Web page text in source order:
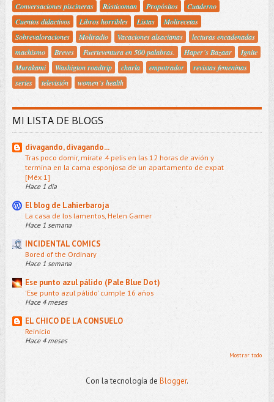
Conversaciones piscineras
Rústicoman Propósitos
Cuaderno
Cuentos didactivos
Libros horribles Listas
Molirecetas
Sobrevaloraciones
Moliradio Vacaciones alsacianas
lecturas encadenadas
machismo
Breves Fuerteventura en 500 palabras. Haper´s Bazaar
Ignite
Murakami
Washigton roadtrip charla empotrador
revistas femeninas
series
televisión women´s health
MI LISTA DE BLOGS
divagando, divagando...
Tras poco domir, mírate 4 pelis en las 12 horas de avión y
termina en la cama esponjosa de un apartamento de expat
[Méx 1]
Hace 1 día
El blog de Lahierbaroja
La casa de los lamentos, Helen Garner
Hace 1 semana
INCIDENTAL COMICS
Bored of the Ordinary
Hace 1 semana
Ese punto azul pálido (Pale Blue Dot)
'Ese punto azul pálido' cumple 16 años
Hace 4 meses
EL CHICO DE LA CONSUELO
Reinicio
Hace 4 meses
Mostrar todo
Con la tecnología de Blogger.